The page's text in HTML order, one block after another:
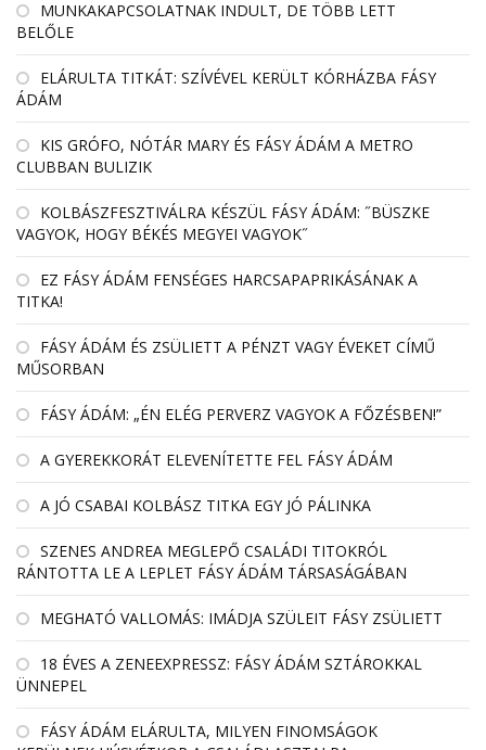
MUNKAKAPCSOLATNAK INDULT, DE TÖBB LETT
BELŐLE
EL­ÁRULTA TIT­KÁT: SZÍ­VÉ­VEL KE­RÜLT KÓR­HÁZBA FÁSY
ÁDÁM
KIS GRÓFO, NÓTÁR MARY ÉS FÁSY ÁDÁM A METRO
CLUBBAN BULIZIK
KOLBÁSZFESZTIVÁLRA KÉSZÜL FÁSY ÁDÁM: ˝BÜSZKE
VAGYOK, HOGY BÉKÉS MEGYEI VAGYOK˝
EZ FÁSY ÁDÁM FENSÉGES HARCSAPAPRIKÁSÁNAK A
TITKA!
FÁSY ÁDÁM ÉS ZSÜLIETT A PÉNZT VAGY ÉVEKET CÍMŰ
MŰSORBAN
FÁSY ÁDÁM: „ÉN ELÉG PERVERZ VAGYOK A FŐZÉSBEN!”
A GYEREKKORÁT ELEVENÍTETTE FEL FÁSY ÁDÁM
A JÓ CSABAI KOLBÁSZ TITKA EGY JÓ PÁLINKA
SZENES ANDREA MEGLEPŐ CSALÁDI TITOKRÓL
RÁNTOTTA LE A LEPLET FÁSY ÁDÁM TÁRSASÁGÁBAN
MEGHATÓ VALLOMÁS: IMÁDJA SZÜLEIT FÁSY ZSÜLIETT
18 ÉVES A ZENEEXPRESSZ: FÁSY ÁDÁM SZTÁROKKAL
ÜNNEPEL
FÁSY ÁDÁM ELÁRULTA, MILYEN FINOMSÁGOK